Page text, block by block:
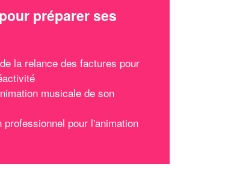
préparer ses
la relance des factures pour
musicale de son
professionnel pour l'animation